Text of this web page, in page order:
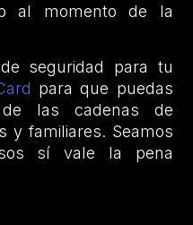
al momento de la
seguridad para tu
para que puedas
las cadenas de
y familiares. Seamos
sí vale la pena